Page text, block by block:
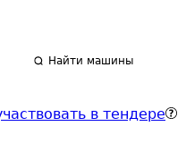
Найти машины
в тендере